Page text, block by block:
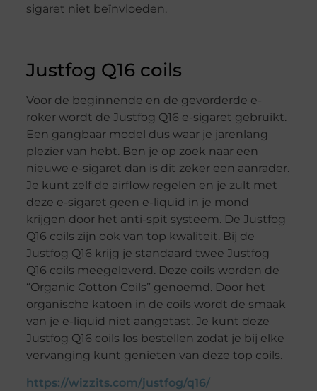
sigaret niet beïnvloeden.
Justfog Q16 coils
Voor de beginnende en de gevorderde e-
roker wordt de Justfog Q16 e-sigaret gebruikt.
Een gangbaar model dus waar je jarenlang
plezier van hebt. Ben je op zoek naar een
nieuwe e-sigaret dan is dit zeker een aanrader.
Je kunt zelf de airflow regelen en je zult met
deze e-sigaret geen e-liquid in je mond
krijgen door het anti-spit systeem. De Justfog
Q16 coils zijn ook van top kwaliteit. Bij de
Justfog Q16 krijg je standaard twee Justfog
Q16 coils meegeleverd. Deze coils worden de
“Organic Cotton Coils” genoemd. Door het
organische katoen in de coils wordt de smaak
van je e-liquid niet aangetast. Je kunt deze
Justfog Q16 coils los bestellen zodat je bij elke
vervanging kunt genieten van deze top coils.
https://wizzits.com/justfog/q16/